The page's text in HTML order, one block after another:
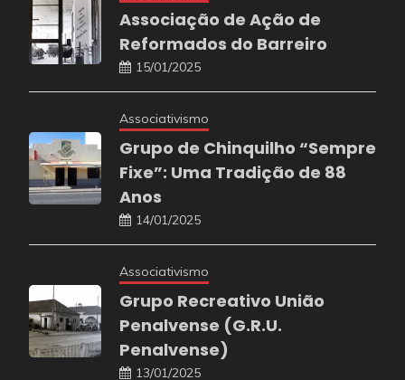
Associação de Ação de
Reformados do Barreiro
15/01/2025
Associativismo
Grupo de Chinquilho “Sempre
Fixe”: Uma Tradição de 88
Anos
14/01/2025
Associativismo
Grupo Recreativo União
Penalvense (G.R.U.
Penalvense)
13/01/2025